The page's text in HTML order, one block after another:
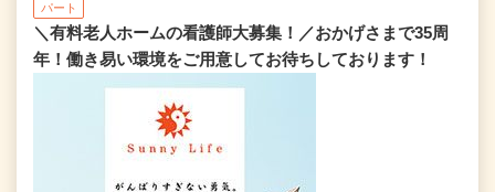
パート
＼有料老人ホームの看護師大募集！／おかげさまで35周
年！働き易い環境をご用意してお待ちしております！